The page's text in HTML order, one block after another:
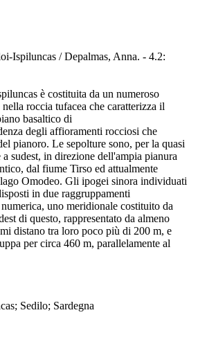
Ispiluncas / Depalmas, Anna. - 4.2:
è costituita da un numeroso
roccia tufacea che caratterizza il
basaltico di
degli affioramenti rocciosi che
pianoro. Le sepolture sono, per la quasi
a sudest, in direzione dell'ampia pianura
dal fiume Tirso ed attualmente
Omodeo. Gli ipogei sinora individuati
in due raggruppamenti
uno meridionale costituito da
di questo, rappresentato da almeno
distano tra loro poco più di 200 m, e
per circa 460 m, parallelamente al
Sedilo; Sardegna